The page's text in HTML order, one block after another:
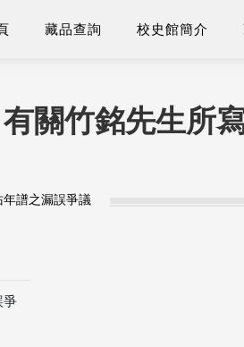
藏品查詢 校史館簡介
關竹銘先生所
譜之漏誤爭議
爭